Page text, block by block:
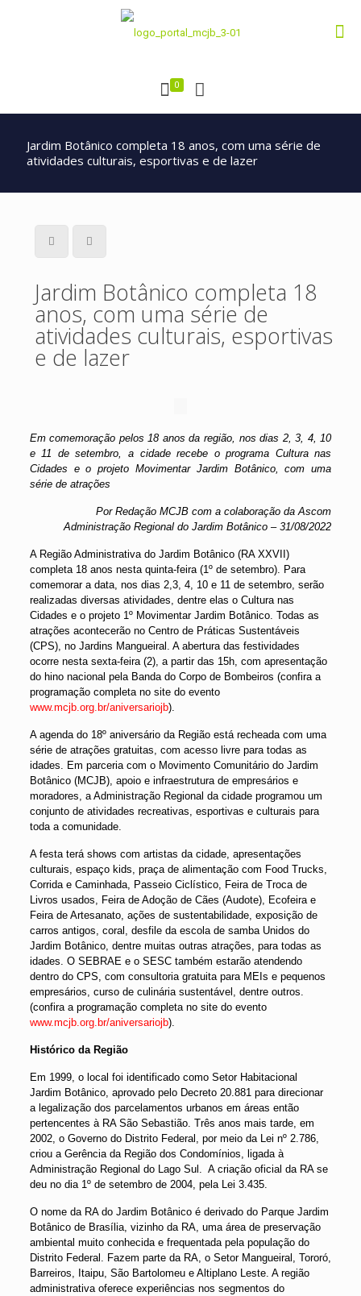
0
Jardim Botânico completa 18 anos, com uma série de
atividades culturais, esportivas e de lazer
Jardim Botânico completa 18
anos, com uma série de
atividades culturais, esportivas
e de lazer
Em comemoração pelos 18 anos da região, nos dias 2, 3, 4, 10
e 11 de setembro, a cidade recebe o programa Cultura nas
Cidades e o projeto Movimentar Jardim Botânico, com uma
série de atrações
Por Redação MCJB com a colaboração da Ascom
Administração Regional do Jardim Botânico – 31/08/2022
A Região Administrativa do Jardim Botânico (RA XXVII)
completa 18 anos nesta quinta-feira (1º de setembro). Para
comemorar a data, nos dias 2,3, 4, 10 e 11 de setembro, serão
realizadas diversas atividades, dentre elas o Cultura nas
Cidades e o projeto 1º Movimentar Jardim Botânico. Todas as
atrações acontecerão no Centro de Práticas Sustentáveis
(CPS), no Jardins Mangueiral. A abertura das festividades
ocorre nesta sexta-feira (2), a partir das 15h, com apresentação
do hino nacional pela Banda do Corpo de Bombeiros (confira a
programação completa no site do evento
www.mcjb.org.br/aniversariojb).
A agenda do 18º aniversário da Região está recheada com uma
série de atrações gratuitas, com acesso livre para todas as
idades. Em parceria com o Movimento Comunitário do Jardim
Botânico (MCJB), apoio e infraestrutura de empresários e
moradores, a Administração Regional da cidade programou um
conjunto de atividades recreativas, esportivas e culturais para
toda a comunidade.
A festa terá shows com artistas da cidade, apresentações
culturais, espaço kids, praça de alimentação com Food Trucks,
Corrida e Caminhada, Passeio Ciclístico, Feira de Troca de
Livros usados, Feira de Adoção de Cães (Audote), Ecofeira e
Feira de Artesanato, ações de sustentabilidade, exposição de
carros antigos, coral, desfile da escola de samba Unidos do
Jardim Botânico, dentre muitas outras atrações, para todas as
idades. O SEBRAE e o SESC também estarão atendendo
dentro do CPS, com consultoria gratuita para MEIs e pequenos
empresários, curso de culinária sustentável, dentre outros.
(confira a programação completa no site do evento
www.mcjb.org.br/aniversariojb).
Histórico da Região
Em 1999, o local foi identificado como Setor Habitacional
Jardim Botânico, aprovado pelo Decreto 20.881 para direcionar
a legalização dos parcelamentos urbanos em áreas então
pertencentes à RA São Sebastião. Três anos mais tarde, em
2002, o Governo do Distrito Federal, por meio da Lei nº 2.786,
criou a Gerência da Região dos Condomínios, ligada à
Administração Regional do Lago Sul. A criação oficial da RA se
deu no dia 1º de setembro de 2004, pela Lei 3.435.
O nome da RA do Jardim Botânico é derivado do Parque Jardim
Botânico de Brasília, vizinho da RA, uma área de preservação
ambiental muito conhecida e frequentada pela população do
Distrito Federal. Fazem parte da RA, o Setor Mangueiral, Tororó,
Barreiros, Itaipu, São Bartolomeu e Altiplano Leste. A região
administrativa oferece experiências nos segmentos do